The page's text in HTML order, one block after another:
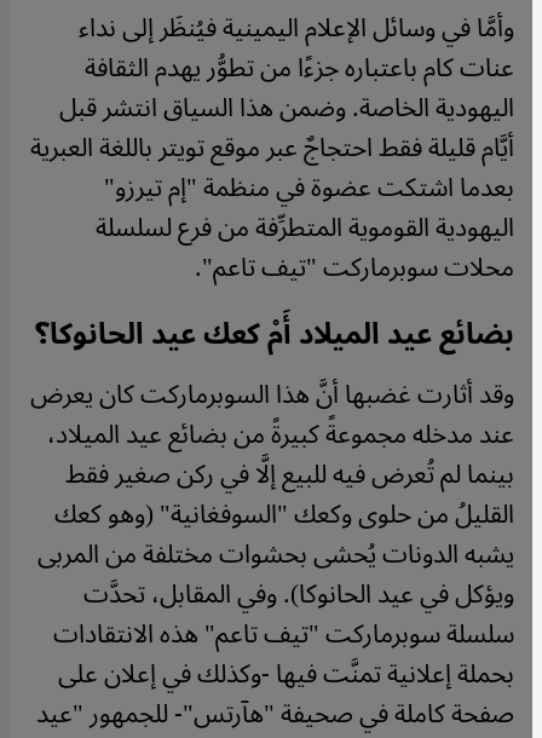
وأمَّا في وسائل الإعلام اليمينية فيُنظَر إلى نداء
عنات كام باعتباره جزءًا من تطوُّر يهدم الثقافة
اليهودية الخاصة. وضمن هذا السياق انتشر قبل
أيَّام قليلة فقط احتجاجٌ عبر موقع تويتر باللغة العبرية
بعدما اشتكت عضوة في منظمة "إم تيرزو"
اليهودية القوموية المتطرِّفة من فرع لسلسلة
محلات سوبرماركت "تيف تاعم".
بضائع عيد الميلاد أَمْ كعك عيد الحانوكا؟
وقد أثارت غضبها أنَّ هذا السوبرماركت كان يعرض
عند مدخله مجموعةً كبيرةً من بضائع عيد الميلاد،
بينما لم تُعرض فيه للبيع إلَّا في ركن صغير فقط
القليلُ من حلوى وكعك "السوفغانية" (وهو كعك
يشبه الدونات يُحشى بحشوات مختلفة من المربى
ويؤكل في عيد الحانوكا). وفي المقابل، تحدَّت
سلسلة سوبرماركت "تيف تاعم" هذه الانتقادات
بحملة إعلانية تمنَّت فيها -وكذلك في إعلان على
صفحة كاملة في صحيفة "هآرتس"- للجمهور "عيد